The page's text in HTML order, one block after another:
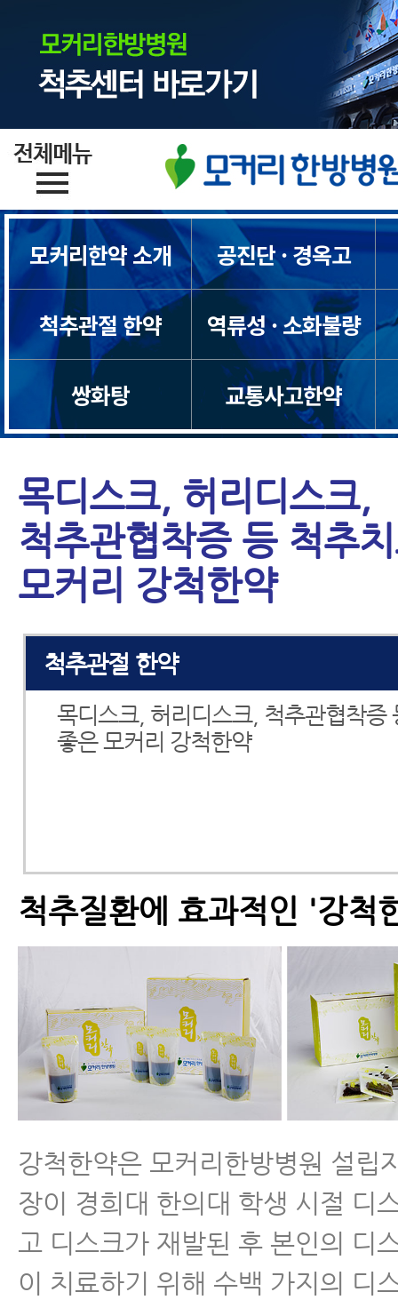
모커리한약 소개 공진단 · 경옥고
척추관절 한약 역류성 · 소화불량
쌍화탕 교통사고한약
목디스크, 허리디스크,
척추관협착증 등 척추
모커리 강척한약
척추관절 한약
목디스크, 허리디스크, 척추관협착증
좋은 모커리 강척한약
척추질환에 효과적인 '강척
강척한약은 모커리한방병원 설립
장이 경희대 한의대 학생 시절 디
고 디스크가 재발된 후 본인의 디
이 치료하기 위해 수백 가지의 디